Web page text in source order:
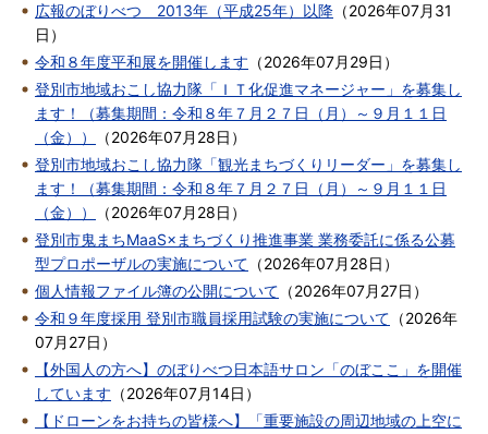
広報のぼりべつ 2013年（平成25年）以降 （2026年07月31
日 ）
令和８年度平和展を開催します （2026年07月29日 ）
登別市地域おこし協力隊「ＩＴ化促進マネージャー」を募集し
ます！（募集期間：令和８年７月２７日（月）～９月１１日
（金））
（2026年07月28日 ）
登別市地域おこし協力隊「観光まちづくりリーダー」を募集し
ます！（募集期間：令和８年７月２７日（月）～９月１１日
（金））
（2026年07月28日 ）
登別市鬼まちMaaS×まちづくり推進事業 業務委託に係る公募
型プロポーザルの実施について （2026年07月28日 ）
個人情報ファイル簿の公開について （2026年07月27日 ）
令和９年度採用 登別市職員採用試験の実施について （2026年
07月27日 ）
【外国人の方へ】のぼりべつ日本語サロン「のぼここ」を開催
しています （2026年07月14日 ）
【ドローンをお持ちの皆様へ】「重要施設の周辺地域の上空に